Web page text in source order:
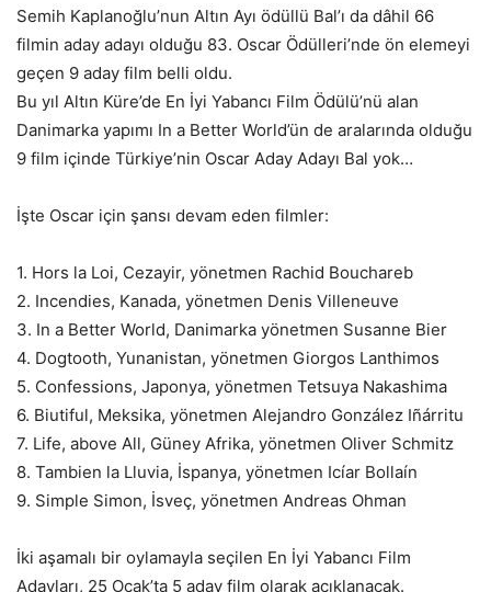
Semih Kaplanoğlu’nun Altın Ayı ödüllü Bal’ı da dâhil 66
filmin aday adayı olduğu 83. Oscar Ödülleri’nde ön elemeyi
geçen 9 aday film belli oldu.
Bu yıl Altın Küre’de En İyi Yabancı Film Ödülü’nü alan
Danimarka yapımı In a Better World’ün de aralarında olduğu
9 film içinde Türkiye’nin Oscar Aday Adayı Bal yok…
İşte Oscar için şansı devam eden filmler:
1. Hors la Loi, Cezayir, yönetmen Rachid Bouchareb
2. Incendies, Kanada, yönetmen Denis Villeneuve
3. In a Better World, Danimarka yönetmen Susanne Bier
4. Dogtooth, Yunanistan, yönetmen Giorgos Lanthimos
5. Confessions, Japonya, yönetmen Tetsuya Nakashima
6. Biutiful, Meksika, yönetmen Alejandro González Iñárritu
7. Life, above All, Güney Afrika, yönetmen Oliver Schmitz
8. Tambien la Lluvia, İspanya, yönetmen Icíar Bollaín
9. Simple Simon, İsveç, yönetmen Andreas Ohman
İki aşamalı bir oylamayla seçilen En İyi Yabancı Film
Adayları, 25 Ocak’ta 5 aday film olarak açıklanacak.